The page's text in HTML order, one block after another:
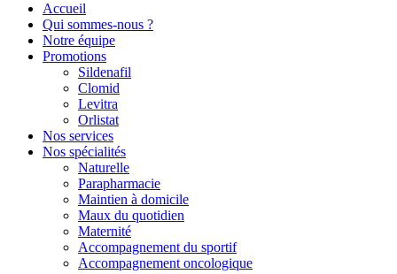
Accueil
Qui sommes-nous ?
Notre équipe
Promotions
Sildenafil
Clomid
Levitra
Orlistat
Nos services
Nos spécialités
Naturelle
Parapharmacie
Maintien à domicile
Maux du quotidien
Maternité
Accompagnement du sportif
Accompagnement oncologique